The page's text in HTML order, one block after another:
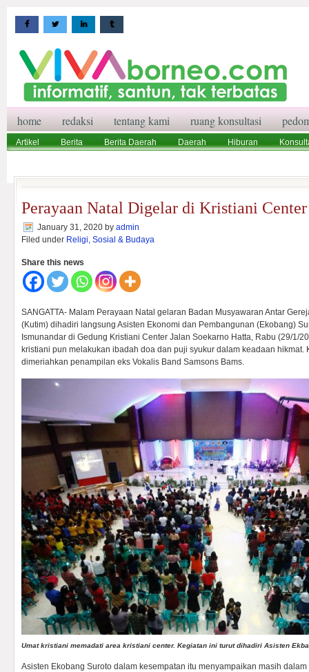
home redaksi tentang kami ruang konsultasi
Artikel Berita Berita Daerah Daerah Hiburan
Perayaan Natal Digelar di Kristiani Center
January 31, 2020 by admin
Filed under Religi, Sosial & Budaya
Share this news
SANGATTA- Malam Perayaan Natal gelaran Badan Musyawaran Antar
(Kutim) dihadiri langsung Asisten Ekonomi dan Pembangunan (Ekobang)
Ismunandar di Gedung Kristiani Center Jalan Soekarno Hatta, Rabu (29/1/
kristiani pun melakukan ibadah doa dan puji syukur dalam keadaan hikmat.
dimeriahkan penampilan eks Vokalis Band Samsons Bams.
Umat kristiani memadati area kristiani center. Kegiatan ini turut dihadiri Asisten
Asisten Ekobang Suroto dalam kesempatan itu menyampaikan masih